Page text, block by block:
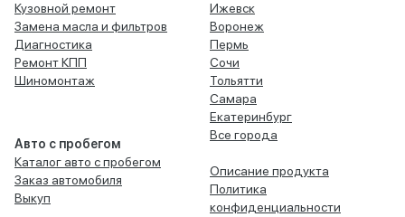
Кузовной ремонт
Замена масла и фильтров
Диагностика
Ремонт КПП
Шиномонтаж
Авто с пробегом
Каталог авто с пробегом
Заказ автомобиля
Выкуп
Ижевск
Воронеж
Пермь
Сочи
Тольятти
Самара
Екатеринбург
Все города
Описание продукта
Политика
конфиденциальности